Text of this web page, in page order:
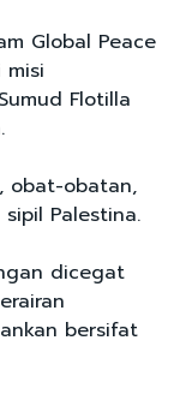
Global Peace
misi
Flotilla
obat-obatan,
Palestina.
dicegat
bersifat